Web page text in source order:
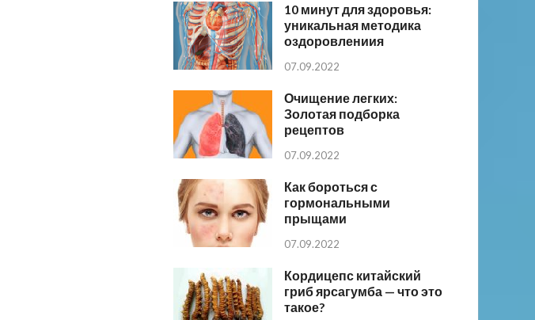
10 минут для здоровья:
уникальная методика
оздоровлениия
07.09.2022
Очищение легких:
Золотая подборка
рецептов
07.09.2022
Как бороться с
гормональными
прыщами
07.09.2022
Кордицепс китайский
гриб ярсагумба — что это
такое?